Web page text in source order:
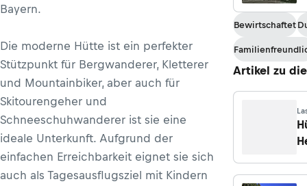
Bayern.
Die moderne Hütte ist ein perfekter
Stützpunkt für Bergwanderer, Kletterer
und Mountainbiker, aber auch für
Skitourengeher und
Schneeschuhwanderer ist sie eine
ideale Unterkunft. Aufgrund der
einfachen Erreichbarkeit eignet sie sich
auch als Tagesausflugsziel mit Kindern
Bewirtschaftet
Artikel zu